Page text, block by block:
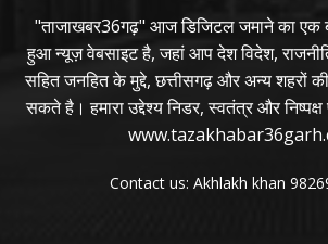
"ताजाखबर36गढ़" आज डिजिटल जमाने का एक
हुआ न्यूज़ वेबसाइट है, जहां आप देश विदेश,
सहित जनहित के मुद्दे, छत्तीसगढ़ और अन्य शहरों
सकते है। हमारा उद्देश्य निडर, स्वतंत्र और
Contact us: Akhlakh khan